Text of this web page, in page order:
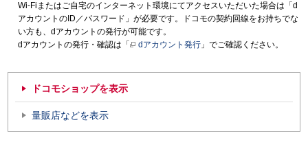
Wi-Fiまたはご自宅のインターネット環境にてアクセスいただいた場合は「d
アカウントのID／パスワード」が必要です。ドコモの契約回線をお持ちでな
い方も、dアカウントの発行が可能です。
dアカウントの発行・確認は「
dアカウント発行 」でご確認ください。
ドコモショップを表示
量販店などを表示